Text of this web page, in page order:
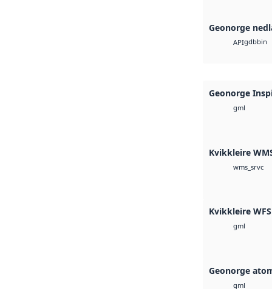
Geonorge
APIgdbbin
Geonorge
gml
Kvikkleire
wms_srvc
Kvikkleire WFS
gml
Geonorge
gml